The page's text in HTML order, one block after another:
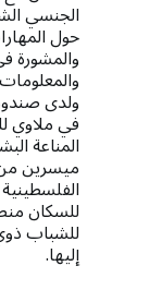
الجنسي
حول
والمشورة
ولدى
في ملاوي
المناعة
ميسرين
للسكان
للشباب
إليها.